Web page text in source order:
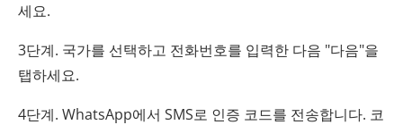
세요.
3단계. 국가를 선택하고 전화번호를 입력한 다음 "다음"을
탭하세요.
4단계. WhatsApp에서 SMS로 인증 코드를 전송합니다. 코